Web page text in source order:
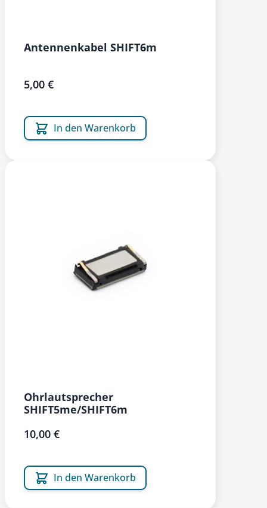
Antennenkabel SHIFT6m
5,00 €
In den Warenkorb
Ohrlautsprecher
SHIFT5me/SHIFT6m
10,00 €
In den Warenkorb